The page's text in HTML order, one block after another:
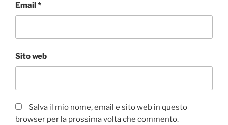
Email*
Sito web
Salva il mio nome, email e sito web in questo
browser per la prossima volta che commento.